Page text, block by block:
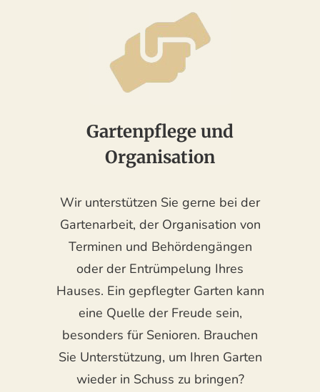
Gartenpflege und
Organisation
Wir unterstützen Sie gerne bei der
Gartenarbeit, der Organisation von
Terminen und Behördengängen
oder der Entrümpelung Ihres
Hauses. Ein gepflegter Garten kann
eine Quelle der Freude sein,
besonders für Senioren. Brauchen
Sie Unterstützung, um Ihren Garten
wieder in Schuss zu bringen?